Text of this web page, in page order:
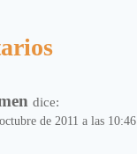
dice:
de 2011 a las 10:46